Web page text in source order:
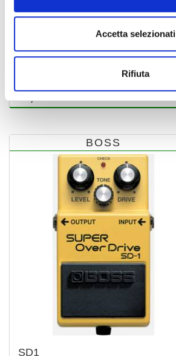
Accetta selezionati
Rifiuta
pedale effetto
85,00 €
BOSS
SD1